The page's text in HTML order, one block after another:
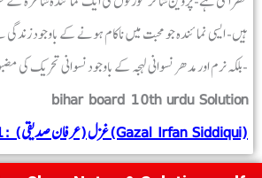
ہیں- ایسی نمائندہ جو محبت میں ناکام ہونے کے باوجود زندگی
بلکہ نرم اور مدھر نسوانی لہجہ کے باوجود نسوانی تحریک کی مضبوط علمبرداری کرتی ہے-
bihar board 10th urdu Solution
Next Chapter 31: غزل (عرفان صدیقی) (Gazal Irfan Siddiqui)